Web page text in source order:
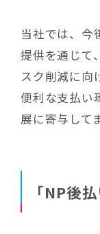
当社では、今
提供を通じて
スク削減に向
便利な支払い
展に寄与して
「NP後